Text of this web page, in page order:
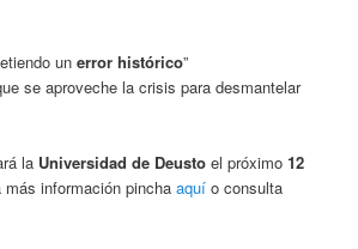
unerror histórico”
se aproveche la crisis para desmantelar
la Universidad de Deusto el próximo12
más información pinchaaquí o consulta